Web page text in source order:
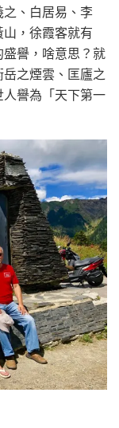
、白居易、李
，徐霞客就有
盛譽，啥意思？就
之煙雲、匡廬之
譽為「天下第一